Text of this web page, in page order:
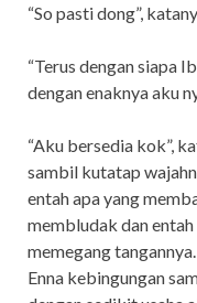
“So pasti dong”,
“Terus dengan siapa
dengan enaknya aku
“Aku bersedia kok”,
sambil kutatap
entah apa yang
membludak dan
memegang
Enna kebingungan